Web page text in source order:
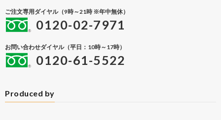
ご注文専用ダイヤル（9時～21時 ※年中無休）
0120-02-7971
お問い合わせダイヤル（平日：10時～17時）
0120-61-5522
Produced by